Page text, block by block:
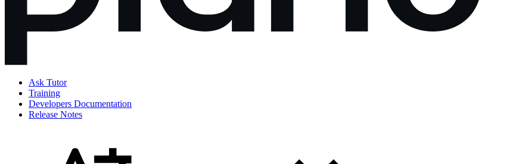
Ask Tutor
Training
Developers Documentation
Release Notes